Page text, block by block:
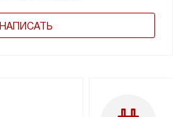
НАПИСАТЬ